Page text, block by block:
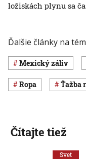
ložiskách plynu sa
Ďalšie články na
Mexický záliv
ropa ťažba
Čítajte tiež
Svet